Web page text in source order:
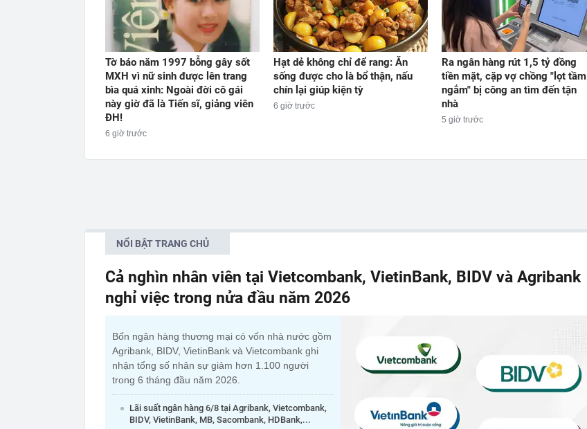
Tờ báo năm 1997 bỗng gây sốt
MXH vì nữ sinh được lên trang
bìa quá xinh: Ngoài đời cô gái
này giờ đã là Tiến sĩ, giảng viên
ĐH!
6 giờ trước
Hạt dẻ không chỉ để rang: Ăn
sống được cho là bổ thận, nấu
chín lại giúp kiện tỳ
6 giờ trước
Ra ngân hàng rút 1,5 tỷ đồng
tiền mặt, cặp vợ chồng "lọt tầm
ngắm" bị công an tìm đến tận
nhà
5 giờ trước
NỔI BẬT TRANG CHỦ
Cả nghìn nhân viên tại Vietcombank, VietinBank, BIDV và Agribank
nghỉ việc trong nửa đầu năm 2026
Bốn ngân hàng thương mại có vốn nhà nước gồm
Agribank, BIDV, VietinBank và Vietcombank ghi
nhận tổng số nhân sự giảm hơn 1.100 người
trong 6 tháng đầu năm 2026.
Lãi suất ngân hàng 6/8 tại Agribank, Vietcombank,
BIDV, VietinBank, MB, Sacombank, HDBank,...